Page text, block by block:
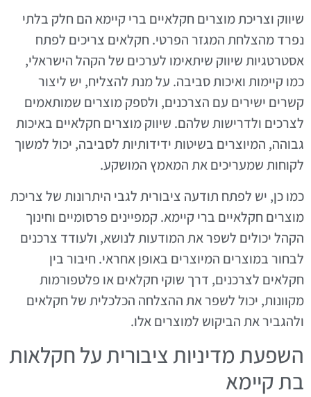
שיווק וצריכת מוצרים חקלאיים ברי קיימא הם חלק בלתי
נפרד מהצלחת המגזר הפרטי. חקלאים צריכים לפתח
אסטרטגיות שיווק שיתאימו לערכים של הקהל הישראלי,
כמו קיימות ואיכות סביבה. על מנת להצליח, יש ליצור
קשרים ישירים עם הצרכנים, ולספק מוצרים שמותאמים
לצרכים ולדרישות שלהם. שיווק מוצרים חקלאיים באיכות
גבוהה, המיוצרים בשיטות ידידותיות לסביבה, יכול למשוך
לקוחות שמעריכים את המאמץ המושקע.
כמו כן, יש לפתח תודעה ציבורית לגבי היתרונות של צריכת
מוצרים חקלאיים ברי קיימא. קמפיינים פרסומיים וחינוך
הקהל יכולים לשפר את המודעות לנושא, ולעודד צרכנים
לבחור במוצרים המיוצרים באופן אחראי. חיבור בין
חקלאים לצרכנים, דרך שוקי חקלאים או פלטפורמות
מקוונות, יכול לשפר את ההצלחה הכלכלית של חקלאים
ולהגביר את הביקוש למוצרים אלו.
השפעת מדיניות ציבורית על חקלאות
בת קיימא